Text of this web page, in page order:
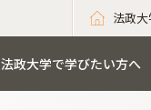
法政
法政大学で学びたい方へ